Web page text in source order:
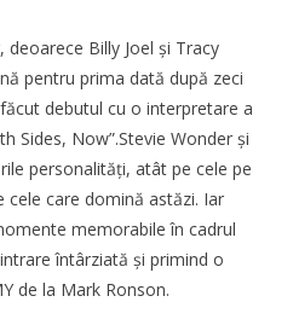
Billy Joel și Tracy
pentru prima dată după zeci
debutul cu o interpretare a
Sides, Now”.Stevie Wonder și
personalități, atât pe cele pe
cele care domină astăzi. Iar
memorabile în cadrul
întârziată și primind o
de la Mark Ronson.